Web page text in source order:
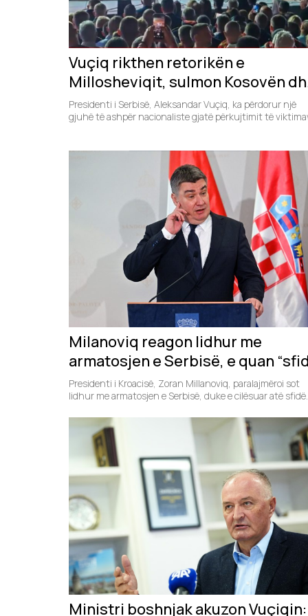
Vuçiq rikthen retorikën e
Millosheviqit, sulmon Kosovën
NATO-n përmes narrativës së
viktimizimit serb
Presidenti i Serbisë, Aleksandar Vuçiq, ka përdorur një
gjuhë të ashpër nacionaliste gjatë përkujtimit të
Milanoviq reagon lidhur me
armatosjen e Serbisë, e quan
për sigurinë rajonale”
Presidenti i Kroacisë, Zoran Millanoviq, paralajmëroi sot
lidhur me armatosjen e Serbisë, duke e cilësuar atë
Ministri boshnjak akuzon Vuçiqin: